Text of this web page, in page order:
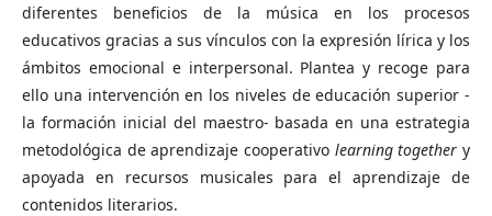
diferentes beneficios de la música en los procesos
educativos gracias a sus vínculos con la expresión lírica y los
ámbitos emocional e interpersonal. Plantea y recoge para
ello una intervención en los niveles de educación superior -
la formación inicial del maestro- basada en una estrategia
metodológica de aprendizaje cooperativo learning together y
apoyada en recursos musicales para el aprendizaje de
contenidos literarios.